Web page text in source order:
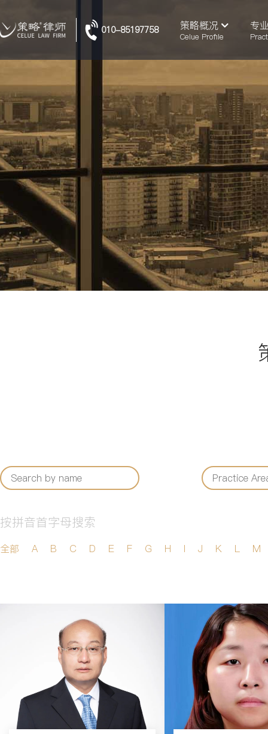
010-85197758 策略概况
Celue Profile
专
按拼音首字母搜索
全部 A B C D E F G H I J K L M